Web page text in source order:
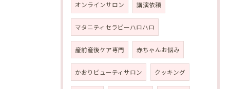
オンラインサロン 講演依頼
マタニティセラピーハロハロ
産前産後ケア専門 赤ちゃんお悩み
かおりビューティサロン クッキング